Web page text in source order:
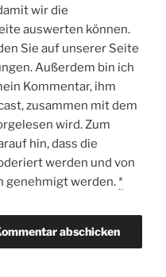
wir die
auswerten können.
Sie auf unserer Seite
Außerdem bin ich
Kommentar, ihm
zusammen mit dem
wird. Zum
hin, dass die
werden und von
genehmigt werden.*